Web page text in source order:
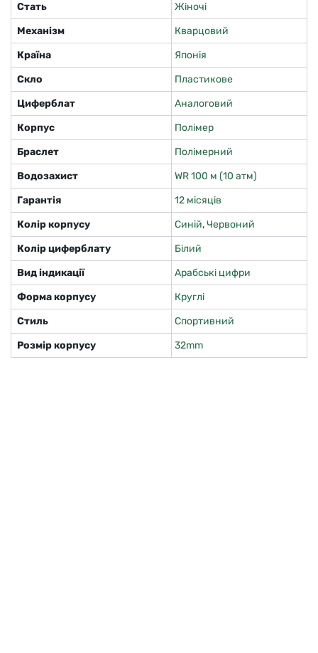
Стать
Жіночі
Механізм
Кварцовий
Країна
Японія
Скло
Пластикове
Циферблат
Аналоговий
Корпус
Полімер
Браслет
Полімерний
Водозахист
WR 100 м (10 атм)
Гарантія
12 місяців
Колір корпусу
Синій,Червоний
Колір циферблату
Білий
Вид індикації
Арабські цифри
Форма корпусу
Круглі
Стиль
Спортивний
Розмір корпусу
32mm